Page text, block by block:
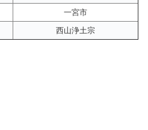
一宮市
西山浄土宗